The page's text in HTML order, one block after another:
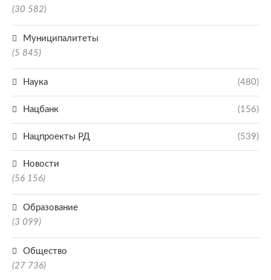
(30 582)
Муниципалитеты
(5 845)
Наука (480)
Нацбанк (156)
Нацпроекты РД (539)
Новости
(56 156)
Образование
(3 099)
Общество
(27 736)